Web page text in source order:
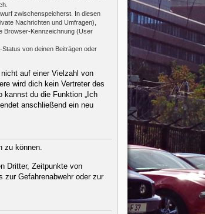
zwischenspeicherst. In diesen
Nachrichten und Umfragen),
Browser-Kennzeichnung (User
von deinen Beiträgen oder
auf einer Vielzahl von
wird dich kein Vertreter des
kannst du die Funktion „Ich
anschließend ein neu
zu können.
Dritter, Zeitpunkte von
zur Gefahrenabwehr oder zur